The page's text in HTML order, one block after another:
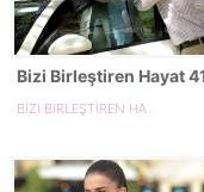
Bizi Birleştiren Hayat
BİZİ BİRLEŞTİREN HAYAT